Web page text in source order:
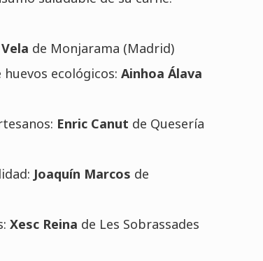
de Monjarama (Madrid)
ecológicos: Ainhoa Álava
Enric Canut de Quesería
Joaquín Marcos de
Xesc Reina de Les Sobrassades